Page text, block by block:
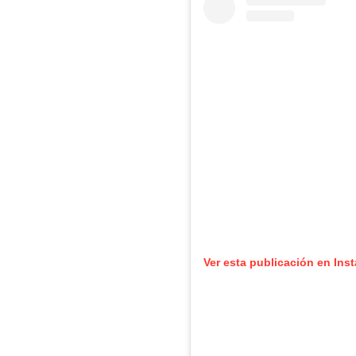
Ver esta publicación en